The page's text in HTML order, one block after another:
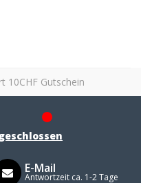
10CHF Gutschein
geschlossen
E-Mail
Antwortzeit ca. 1-2 Tage